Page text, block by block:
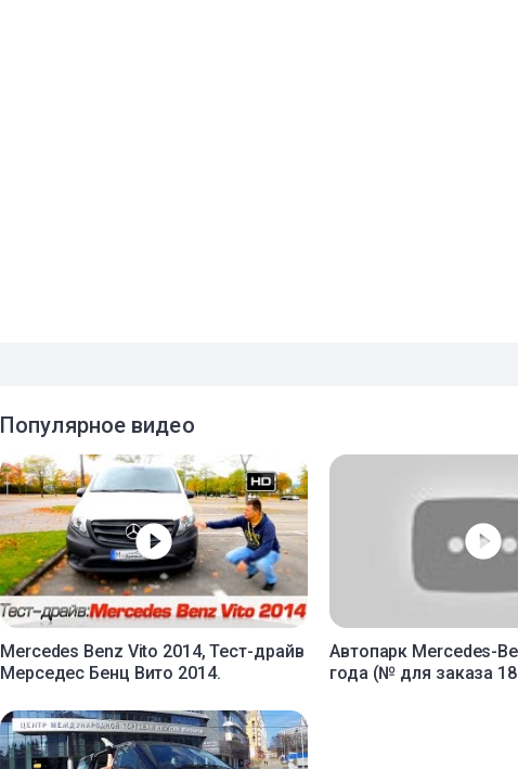
Популярное видео
Mercedes Benz Vito 2014, Тест-драйв
Мерседес Бенц Вито 2014.
Автопарк Mercedes-
года (№ для заказа